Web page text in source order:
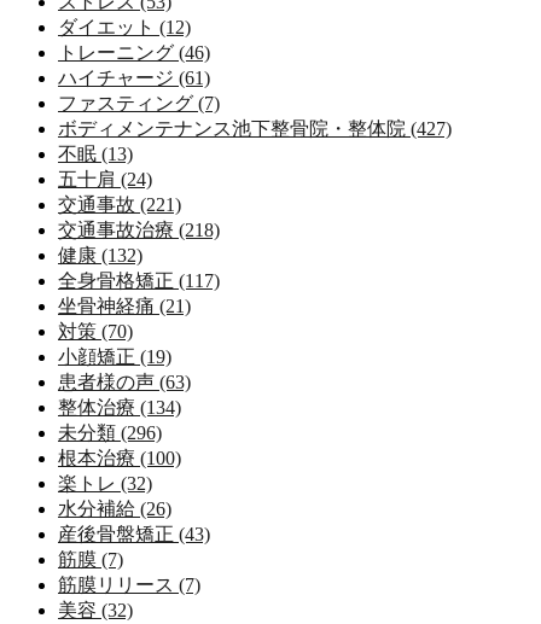
ダイエット (12)
トレーニング (46)
ハイチャージ (61)
ファスティング (7)
ボディメンテナンス池下整骨院・整体院 (427)
不眠 (13)
五十肩 (24)
交通事故 (221)
交通事故治療 (218)
健康 (132)
全身骨格矯正 (117)
坐骨神経痛 (21)
対策 (70)
小顔矯正 (19)
患者様の声 (63)
整体治療 (134)
未分類 (296)
根本治療 (100)
楽トレ (32)
水分補給 (26)
産後骨盤矯正 (43)
筋膜 (7)
筋膜リリース (7)
美容 (32)